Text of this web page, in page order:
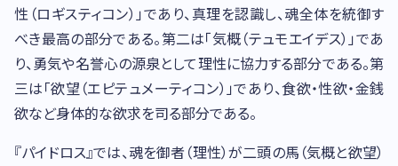
性（ロギスティコン）」であり、真理を認識し、魂全体を統御す
べき最高の部分である。第二は「気概（テュモエイデス）」であ
り、勇気や名誉心の源泉として理性に協力する部分である。第
三は「欲望（エピテュメーティコン）」であり、食欲・性欲・金銭
欲など身体的な欲求を司る部分である。
『パイドロス』では、魂を御者（理性）が二頭の馬（気概と欲望）